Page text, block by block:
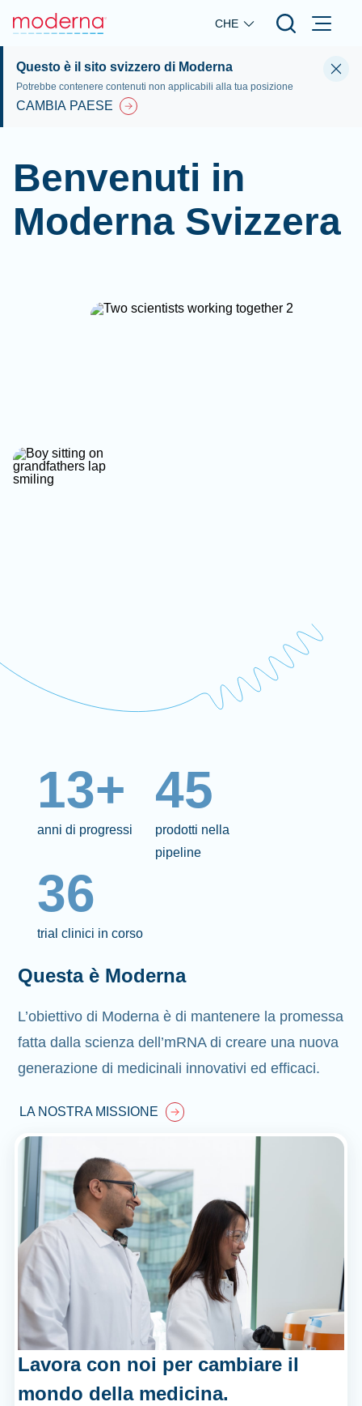
Skip to main content
CHE
Questo è il sito svizzero di Moderna
Potrebbe contenere contenuti non applicabili alla tua posizione
CAMBIA PAESE
Benvenuti in
Moderna Svizzera
13+
anni di progressi
45
prodotti nella
pipeline
36
trial clinici in corso
Questa è Moderna
L’obiettivo di Moderna è di mantenere la promessa
fatta dalla scienza dell’mRNA di creare una nuova
generazione di medicinali innovativi ed efficaci.
LA NOSTRA MISSIONE
Lavora con noi per cambiare il
mondo della medicina.